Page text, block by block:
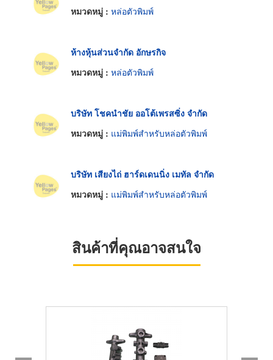
หมวดหมู่ : หล่อตัวพิมพ์
ห้างหุ้นส่วนจำกัด อักษรกิจ
หมวดหมู่ : หล่อตัวพิมพ์
บริษัท โชคนำชัย ออโต้เพรสซิ่ง จำกัด
หมวดหมู่ : แม่พิมพ์สำหรับหล่อตัวพิมพ์
บริษัท เสียงไถ่ ฮาร์ดเดนนิ่ง เมทัล จำกัด
หมวดหมู่ : แม่พิมพ์สำหรับหล่อตัวพิมพ์
สินค้าที่คุณอาจสนใจ